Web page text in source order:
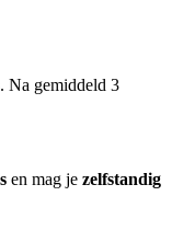
Na gemiddeld 3
en mag je zelfstandig